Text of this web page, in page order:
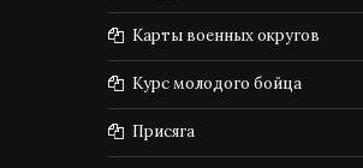
Карты военных округов
Курс молодого бойца
Присяга